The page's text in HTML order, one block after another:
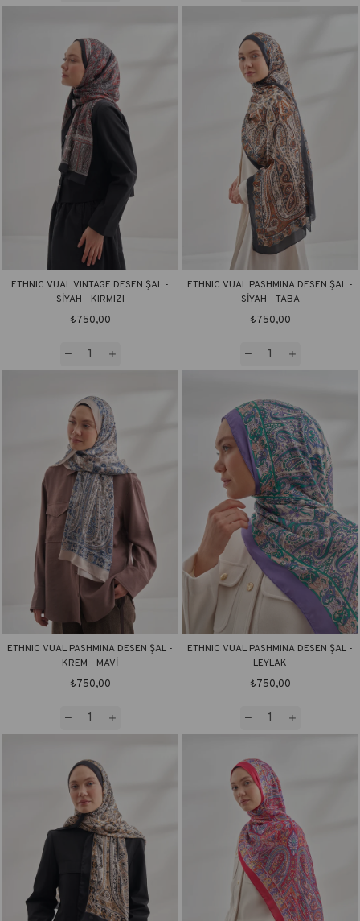
ETHNIC VUAL VINTAGE DESEN ŞAL -
SİYAH - KIRMIZI
₺750,00
ETHNIC VUAL PASHMINA DESEN ŞAL -
SİYAH - TABA
₺750,00
ETHNIC VUAL PASHMINA DESEN ŞAL -
KREM - MAVİ
₺750,00
ETHNIC VUAL PASHMINA DESEN ŞAL -
LEYLAK
₺750,00